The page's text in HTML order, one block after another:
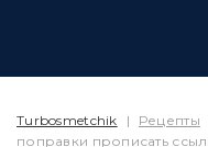
Turbosmetchik | Рецепты
поправки прописать